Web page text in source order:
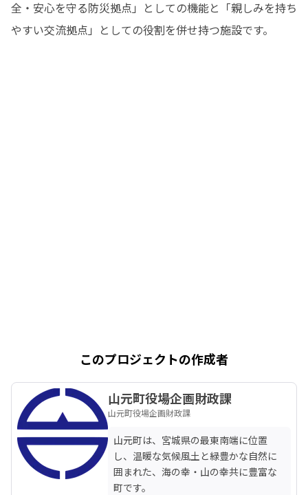
全・安心を守る防災拠点」としての機能と「親しみを持ち
やすい交流拠点」としての役割を併せ持つ施設です。
このプロジェクトの作成者
山元町役場企画財政課
山元町役場企画財政課
山元町は、宮城県の最東南端に位置
し、温暖な気候風土と緑豊かな自然に
囲まれた、海の幸・山の幸共に豊富な
町です。